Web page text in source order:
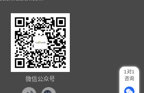
1对1
咨询
微信公众号